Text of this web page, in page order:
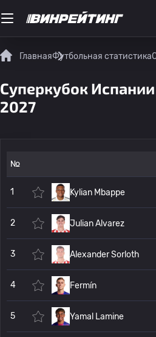
ГлавнаяФутбольная статистика
Суперкубок
2027
№
1 Kylian Mbappe
2 Julian Alvarez
3 Alexander Sorloth
4 Fermín
5 Yamal Lamine